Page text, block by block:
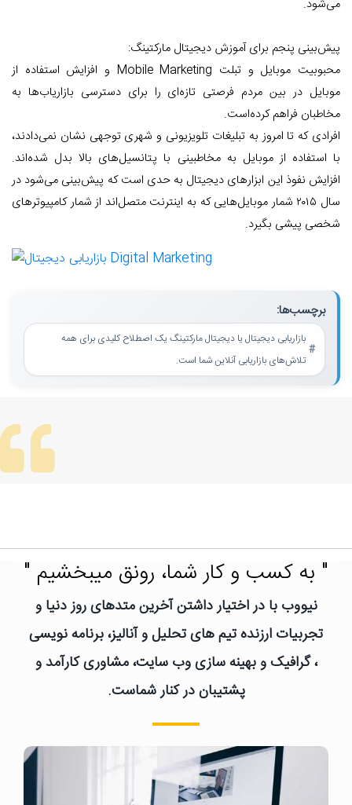
می‌شود.
پیش‌بینی پنجم برای آموزش دیجیتال مارکتینگ:
محبوبیت موبایل و تبلت Mobile Marketing و افزایش استفاده از
موبایل در بین مردم فرصتی تازه‌ای را برای دسترسی بازاریاب‌ها به
مخاطبان فراهم کرده‌است.
افرادی که تا امروز به تبلیغات تلویزیونی و شهری توجهی نشان نمی‌دادند،
با استفاده از موبایل به مخاطبینی با پتانسیل‌های بالا بدل شده‌اند.
افزایش نفوذ این ابزار‌های دیجیتال به حدی است که پیش‌بینی می‌شود در
سال ۲۰۱۵ شمار موبایل‌هایی که به اینترنت متصل‌اند از شمار کامپیوتر‌های
شخصی پیشی بگیرد.
برچسب‌ها:
بازاریابی دیجیتال یا دیجیتال مارکتینگ یک اصطلاح کلیدی برای همه
تلاش‌های بازاریابی آنلاین شما است.
" به کسب و کار شما، رونق میبخشیم "
نیووب با در اختیار داشتن آخرین متدهای روز دنیا و
تجربیات ارزنده تیم های تحلیل و آنالیز، برنامه نویسی
، گرافیک و بهینه سازی وب سایت، مشاوری کارآمد و
پشتیبان در کنار شماست.